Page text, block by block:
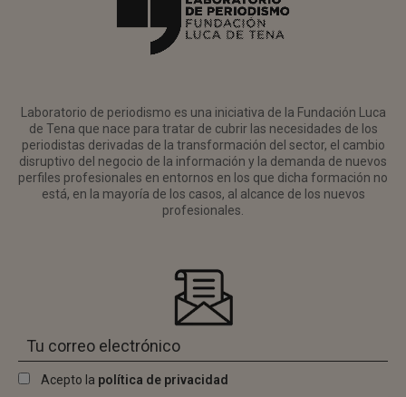
Laboratorio de periodismo es una iniciativa de la Fundación Luca
de Tena que nace para tratar de cubrir las necesidades de los
periodistas derivadas de la transformación del sector, el cambio
disruptivo del negocio de la información y la demanda de nuevos
perfiles profesionales en entornos en los que dicha formación no
está, en la mayoría de los casos, al alcance de los nuevos
profesionales.
Acepto la política de privacidad